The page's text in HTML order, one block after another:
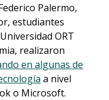
Palermo,
estudiantes
ORT
realizaron
en algunas de
a nivel
o Microsoft.